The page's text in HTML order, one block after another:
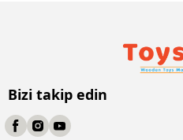
Bizi takip edin